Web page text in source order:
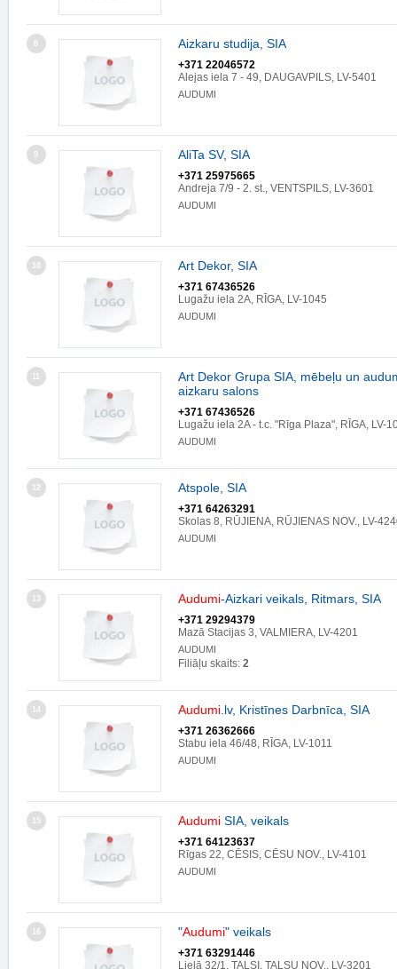
8 Aizkaru studija, SIA
+371 22046572
Alejas iela 7 - 49, DAUGAVPILS, LV-5401
AUDUMI
9 AliTa SV, SIA
+371 25975665
Andreja 7/9 - 2. st., VENTSPILS, LV-3601
AUDUMI
10 Art Dekor, SIA
+371 67436526
Lugažu iela 2A, RĪGA, LV-1045
AUDUMI
11
Art Dekor Grupa SIA, mēbeļu un
aizkaru salons
+371 67436526
Lugažu iela 2A - t.c. "Rīga Plaza", RĪGA, LV-
AUDUMI
12 Atspole, SIA
+371 64263291
Skolas 8, RŪJIENA, RŪJIENAS NOV., LV-
AUDUMI
13 Audumi-Aizkari veikals, Ritmars, SIA
+371 29294379
Mazā Stacijas 3, VALMIERA, LV-4201
AUDUMI
Filiāļu skaits: 2
14 Audumi .lv, Kristīnes Darbnīca, SIA
+371 26362666
Stabu iela 46/48, RĪGA, LV-1011
AUDUMI
15 Audumi SIA, veikals
+371 64123637
Rīgas 22, CĒSIS, CĒSU NOV., LV-4101
AUDUMI
16 "Audumi" veikals
+371 63291446
Lielā 32/1, TALSI, TALSU NOV., LV-3201